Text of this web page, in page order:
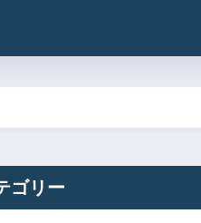
ゴリー